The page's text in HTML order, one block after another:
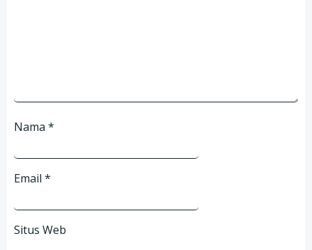
Nama *
Email *
Situs Web